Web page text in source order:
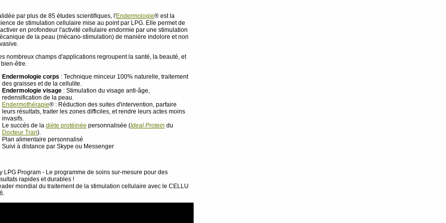
par plus de 85 études scientifiques, l'Endermologie® est la
de stimulation cellulaire mise au point par LPG. Elle permet de
en profondeur l'activité cellulaire endormie par une stimulation
de la peau (mécano-stimulation) de manière indolore et non
nombreux champs d'applications regroupent la santé, la beauté, et
bien-être.
Endermologie corps : Technique minceur 100% naturelle, traitement
des graisses et de la cellulite.
Endermologie visage : Stimulation du visage anti-âge,
redensification de la peau.
Endermothérapie® : Réduction des suites d'intervention, parfaire
leurs résultats, traiter les zones difficiles, et rendre leurs actes moins
invasifs.
Le succès de la diète protéinée personnalisée (Ideal Protein du
Docteur Tran).
Plan alimentaire personnalisé
Suivi à distance par Skype ou Messenger
LPG Program - Le programme de soins sur-mesure pour des
rapides et durables !
mondial du traitement de la stimulation cellulaire avec le CELLU